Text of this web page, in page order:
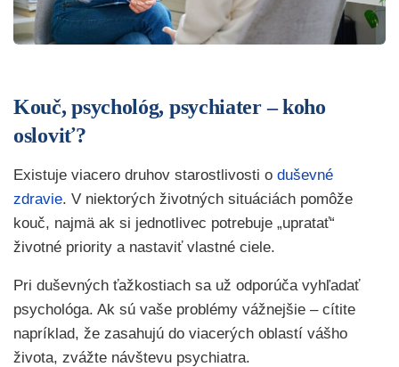
Kouč, psychológ, psychiater – koho
osloviť?
Existuje viacero druhov starostlivosti o duševné
zdravie. V niektorých životných situáciách pomôže
kouč, najmä ak si jednotlivec potrebuje „upratať“
životné priority a nastaviť vlastné ciele.
Pri duševných ťažkostiach sa už odporúča vyhľadať
psychológa. Ak sú vaše problémy vážnejšie – cítite
napríklad, že zasahujú do viacerých oblastí vášho
života, zvážte návštevu psychiatra.